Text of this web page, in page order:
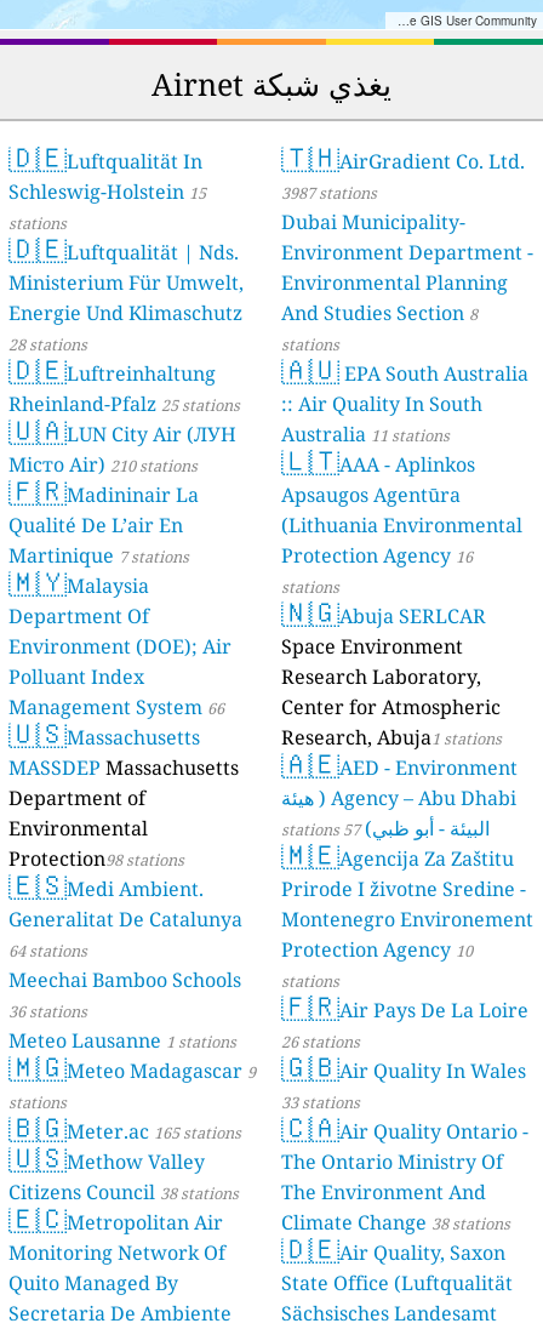
Tiles © Esri — Esri, DeLorme, NAVTEQ, TomTom, Intermap, iPC, USGS, FAO, NPS, NRCAN, GeoBase, Kadaster NL, Ordnance Survey, Esri Japan, METI, Esri China (Hong Kong), and the GIS User Community
يغذي شبكة Airnet
🇹🇭AirGradient Co. Ltd.
3987 stations
Dubai Municipality-
Environment Department -
Environmental Planning
And Studies Section 8
stations
🇦🇺EPA South Australia
:: Air Quality In South
Australia 11 stations
🇱🇹AAA - Aplinkos
Apsaugos Agentūra
(Lithuania Environmental
Protection Agency 16
stations
🇳🇬Abuja SERLCAR
Space Environment
Research Laboratory,
Center for Atmospheric
Research, Abuja1 stations
🇦🇪AED - Environment
Agency – Abu Dhabi ( هيئة
البيئة - أبو ظبي) 57 stations
🇲🇪Agencija Za Zaštitu
Prirode I životne Sredine -
Montenegro Environement
Protection Agency 10
stations
🇫🇷Air Pays De La Loire
26 stations
🇬🇧Air Quality In Wales
33 stations
🇨🇦Air Quality Ontario -
The Ontario Ministry Of
The Environment And
Climate Change 38 stations
🇩🇪Air Quality, Saxon
State Office (Luftqualität
Sächsisches Landesamt
🇩🇪Luftqualität In
Schleswig-Holstein 15
stations
🇩🇪Luftqualität | Nds.
Ministerium Für Umwelt,
Energie Und Klimaschutz
28 stations
🇩🇪Luftreinhaltung
Rheinland-Pfalz 25 stations
🇺🇦LUN City Air (ЛУН
Місто Air) 210 stations
🇫🇷Madininair La
Qualité De L’air En
Martinique 7 stations
🇲🇾Malaysia
Department Of
Environment (DOE); Air
Polluant Index
Management System 66
stations
🇺🇸Massachusetts
MASSDEPMassachusetts
Department of
Environmental
Protection98 stations
🇪🇸Medi Ambient.
Generalitat De Catalunya
64 stations
Meechai Bamboo Schools
36 stations
Meteo Lausanne 1 stations
🇲🇬Meteo Madagascar 9
stations
🇧🇬Meter.ac 165 stations
🇺🇸Methow Valley
Citizens Council 38 stations
🇪🇨Metropolitan Air
Monitoring Network Of
Quito Managed By
Secretaria De Ambiente